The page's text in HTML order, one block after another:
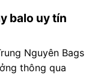
balo uy tín
Nguyên Bags
thông qua